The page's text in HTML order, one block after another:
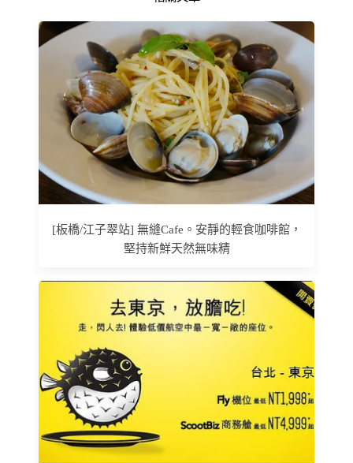
[板橋/江子翠站] 無縫Cafe。安靜的輕食咖啡館，
堅持新鮮天然無味精